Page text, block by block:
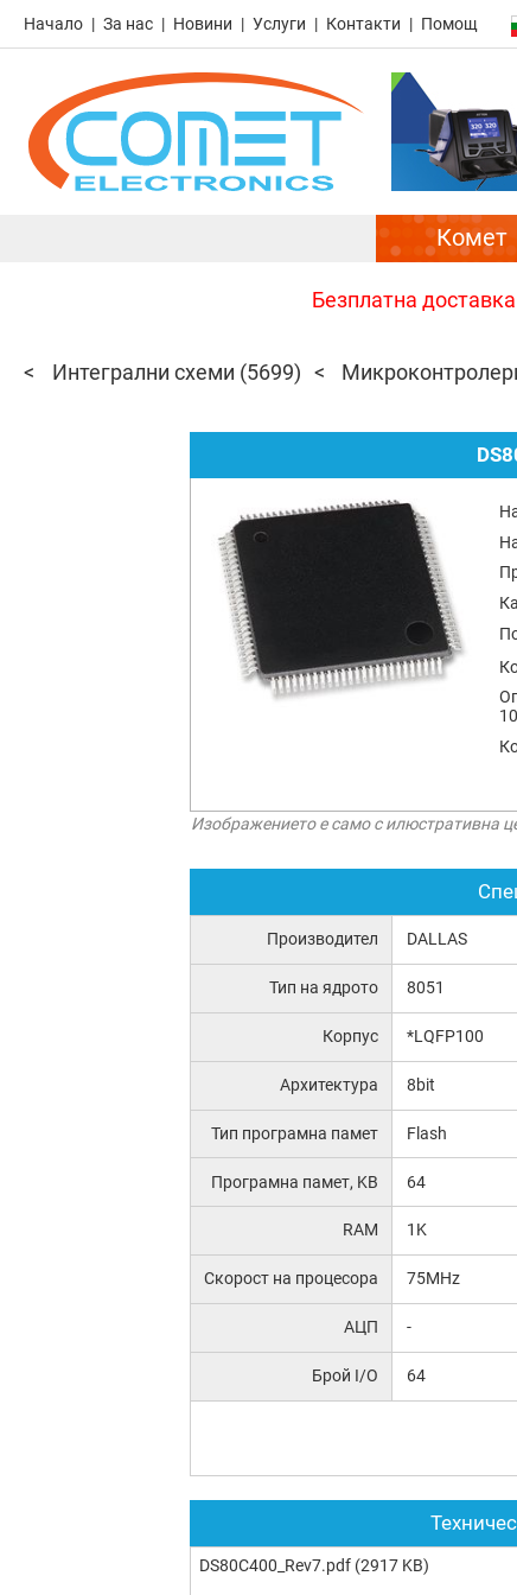
Начало За нас Новини Услуги Контакти Помощ
Комет
Безплатна
Интегрални схеми (5699)
Изображението е само с илюстративна
Производител DALLAS
Тип на ядрото 8051
Корпус *LQFP100
Архитектура 8bit
Тип програмна памет Flash
Програмна памет, KB 64
RAM 1K
Скорост на процесора 75MHz
АЦП -
Брой I/O 64
DS80C400_Rev7.pdf (2917 KB)